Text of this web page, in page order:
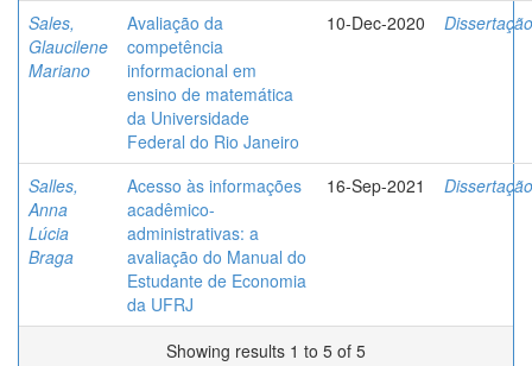
Sales,
Glaucilene
Mariano
Avaliação da
competência
informacional em
ensino de matemática
da Universidade
Federal do Rio Janeiro
10-Dec-2020 Dissertação
Salles,
Anna
Lúcia
Braga
Acesso às informações
acadêmico-
administrativas: a
avaliação do Manual do
Estudante de Economia
da UFRJ
16-Sep-2021 Dissertação
Showing results 1 to 5 of 5